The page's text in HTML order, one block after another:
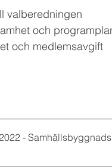
valberedningen
och
och medlemsavgift
-